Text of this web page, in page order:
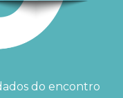
do encontro